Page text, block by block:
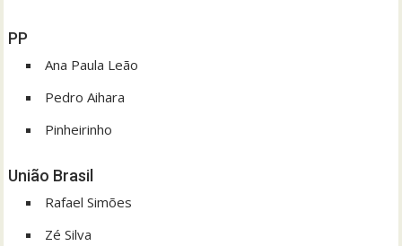
PP
Ana Paula Leão
Pedro Aihara
Pinheirinho
União Brasil
Rafael Simões
Zé Silva